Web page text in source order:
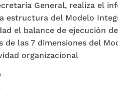
General, realiza el
del Modelo
el balance de ejecución
las 7 dimensiones del
organizacional